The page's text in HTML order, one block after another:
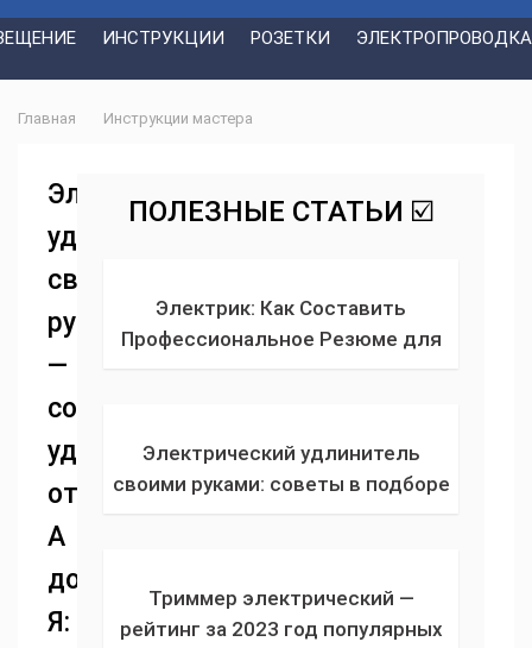
ИНСТРУКЦИИ РОЗЕТКИ ЭЛЕКТРОПРОВОДКА
Главная Инструкции мастера
Электрический
удлинитель
своими
руками
—
собираем
удлинитель
от
А
до
Я:
ПОЛЕЗНЫЕ СТАТЬИ ☑️
Электрик: Как Составить
Профессиональное Резюме для
Электрический удлинитель
своими руками: советы в подборе
Триммер электрический —
рейтинг за 2023 год популярных